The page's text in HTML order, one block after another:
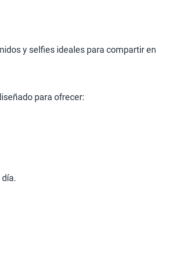
y selfies ideales para compartir en
para ofrecer: